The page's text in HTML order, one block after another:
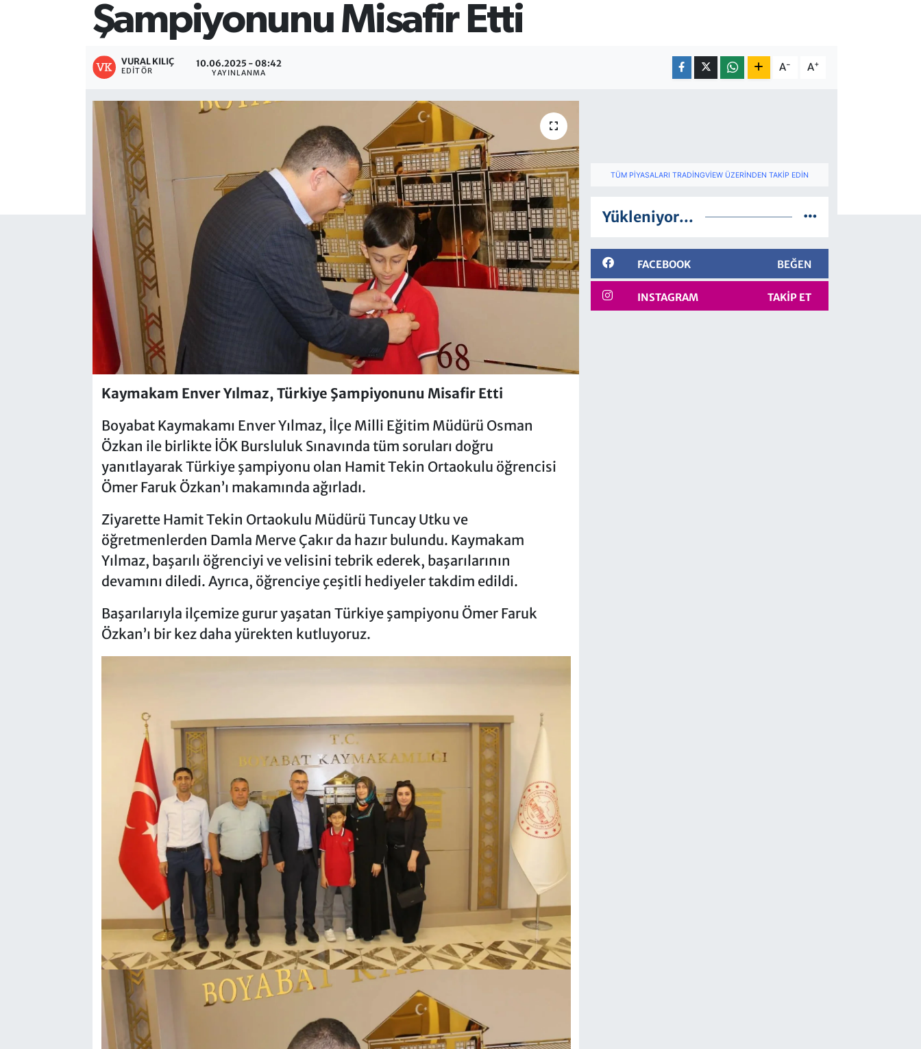
Şampiyonunu Misafir Etti
VURAL KILIÇ
EDITÖR
10.06.2025 - 08:42
YAYINLANMA A- A+
Kaymakam Enver Yılmaz, Türkiye Şampiyonunu Misafir Etti
Boyabat Kaymakamı Enver Yılmaz, İlçe Milli Eğitim Müdürü Osman
Özkan ile birlikte İÖK Bursluluk Sınavında tüm soruları doğru
yanıtlayarak Türkiye şampiyonu olan Hamit Tekin Ortaokulu öğrencisi
Ömer Faruk Özkan’ı makamında ağırladı.
Ziyarette Hamit Tekin Ortaokulu Müdürü Tuncay Utku ve
öğretmenlerden Damla Merve Çakır da hazır bulundu. Kaymakam
Yılmaz, başarılı öğrenciyi ve velisini tebrik ederek, başarılarının
devamını diledi. Ayrıca, öğrenciye çeşitli hediyeler takdim edildi.
Başarılarıyla ilçemize gurur yaşatan Türkiye şampiyonu Ömer Faruk
Özkan’ı bir kez daha yürekten kutluyoruz.
TÜM PIYASALARI TRADINGVIEW ÜZERINDEN TAKIP EDIN
Yükleniyor...
FACEBOOK BEĞEN
INSTAGRAM TAKIP ET